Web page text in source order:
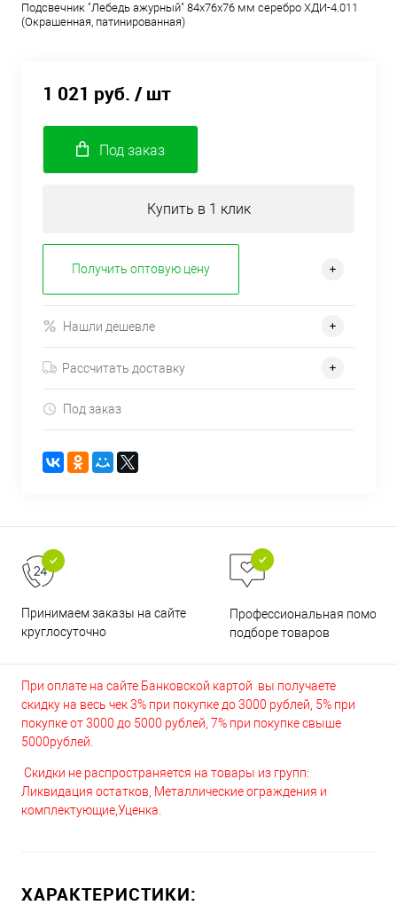
Подсвечник "Лебедь ажурный" 84х76х76 мм серебро ХДИ-4.011
(Окрашенная, патинированная)
1 021 руб. / шт
Под заказ
Купить в 1 клик
Получить оптовую цену
Нашли дешевле
Рассчитать доставку
Под заказ
Принимаем заказы на сайте
круглосуточно
Профессиональная помощь
подборе товаров
При оплате на сайте Банковской картой вы получаете
скидку на весь чек 3% при покупке до 3000 рублей, 5% при
покупке от 3000 до 5000 рублей, 7% при покупке свыше
5000рублей.
Скидки не распространяется на товары из групп:
Ликвидация остатков, Металлические ограждения и
комплектующие,Уценка.
ХАРАКТЕРИСТИКИ: